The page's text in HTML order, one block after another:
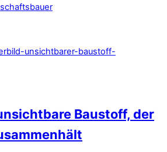
Baustoff, der